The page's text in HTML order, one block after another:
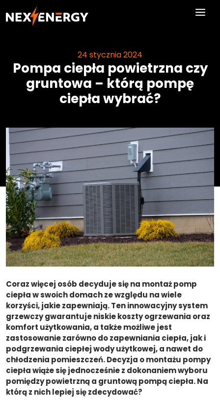
Skip to main content
24 stycznia 2024
Pompa ciepła powietrzna czy
gruntowa – którą pompę
ciepła wybrać?
Coraz więcej osób decyduje się na montaż pomp
ciepła w swoich domach ze względu na wiele
korzyści, jakie zapewniają. Ten innowacyjny system
grzewczy gwarantuje niskie koszty ogrzewania oraz
komfort użytkowania, a także możliwe jest
zastosowanie zarówno do zapewniania ciepła, jak i
podgrzewania ciepłej wody użytkowej, a nawet do
chłodzenia pomieszczeń. Decyzja o montażu pompy
ciepła wiąże się jednocześnie z dokonaniem wyboru
pomiędzy powietrzną a gruntową pompą ciepła. Na
którą z nich lepiej się zdecydować?